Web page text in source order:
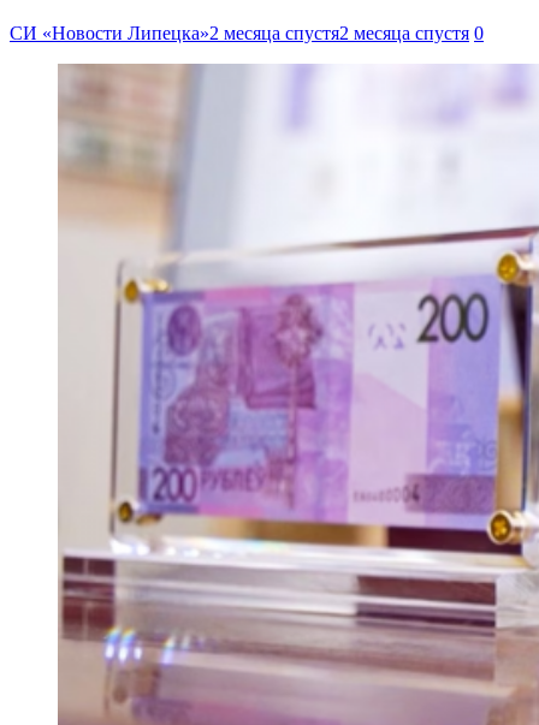
СИ «Новости Липецка»2 месяца спустя2 месяца спустя 0